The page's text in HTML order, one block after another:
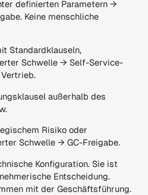
definierten Parametern →
Keine menschliche
Standardklauseln,
Schwelle → Self-Service-
außerhalb des
Risiko oder
Schwelle → GC-Freigabe.
Konfiguration. Sie ist
Entscheidung.
mit der Geschäftsführung.